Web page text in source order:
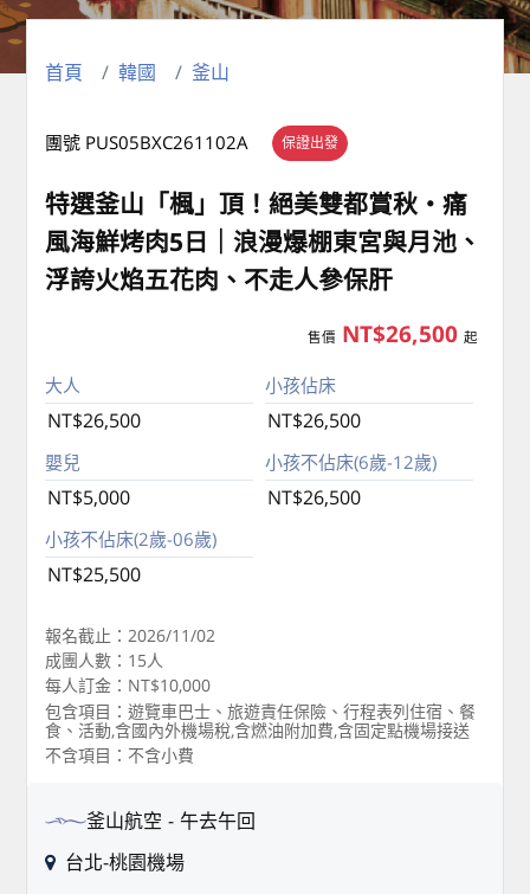
首頁 韓國 釜山
保證出發
團號 PUS05BXC261102A
特選釜山「楓」頂！絕美雙都賞秋・痛
風海鮮烤肉5日｜浪漫爆棚東宮與月池、
浮誇火焰五花肉、不走人參保肝
售價 NT$26,500 起
大人
NT$26,500
小孩佔床
NT$26,500
嬰兒
NT$5,000
小孩不佔床(6歲-12歲)
NT$26,500
小孩不佔床(2歲-06歲)
NT$25,500
報名截止：2026/11/02
成團人數：15人
每人訂金：NT$10,000
包含項目：遊覽車巴士、旅遊責任保險、行程表列住宿、餐
食、活動,含國內外機場稅,含燃油附加費,含固定點機場接送
不含項目：不含小費
釜山航空
午去午回
台北-桃園機場